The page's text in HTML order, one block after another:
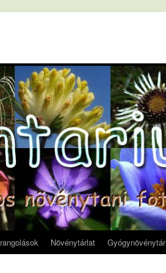
Növénytárlat Gyógynövénytár